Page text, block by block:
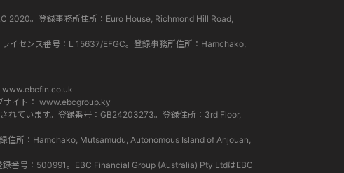
2020。登録事務所住所：Euro House, Richmond Hill Road,
イセンス番号：L 15637/EFGC。登録事務所住所：Hamchako,
www.ebcfin.co.uk
イト： www.ebcgroup.ky
れています。登録番号：GB24203273。登録住所：3rd Floor,
住所：Hamchako, Mutsamudu, Autonomous Island of Anjouan,
番号：500991。EBC Financial Group (Australia) Pty LtdはEBC